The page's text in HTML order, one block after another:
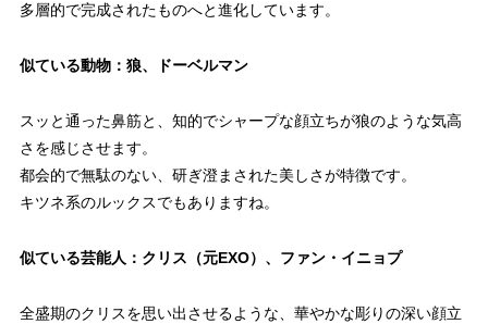
多層的で完成されたものへと進化しています。
似ている動物：狼、ドーベルマン
スッと通った鼻筋と、知的でシャープな顔立ちが狼のような気高
さを感じさせます。
都会的で無駄のない、研ぎ澄まされた美しさが特徴です。
キツネ系のルックスでもありますね。
似ている芸能人：クリス（元EXO）、ファン・イニョプ
全盛期のクリスを思い出させるような、華やかな彫りの深い顔立